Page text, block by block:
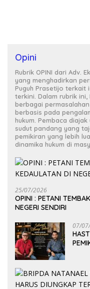
Opini
Rubrik OPINI dari Adv.
yang menghadirkan
Puguh Prasetijo terkait
terkini. Dalam rubrik ini,
berbagai
berbasis pada
hukum. Pembaca
sudut pandang yang
pemikiran yang lebih
dinamika hukum di
25/07/2026
OPINI : PETANI
NEGERI SENDIRI
07/